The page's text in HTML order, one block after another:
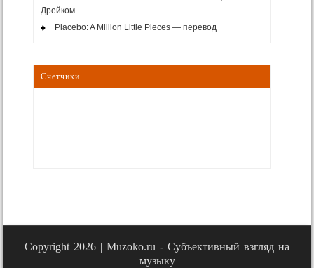
Дрейком
Placebo: A Million Little Pieces — перевод
Счетчики
Copyright 2026 | Muzoko.ru - Субъективный взгляд на
музыку